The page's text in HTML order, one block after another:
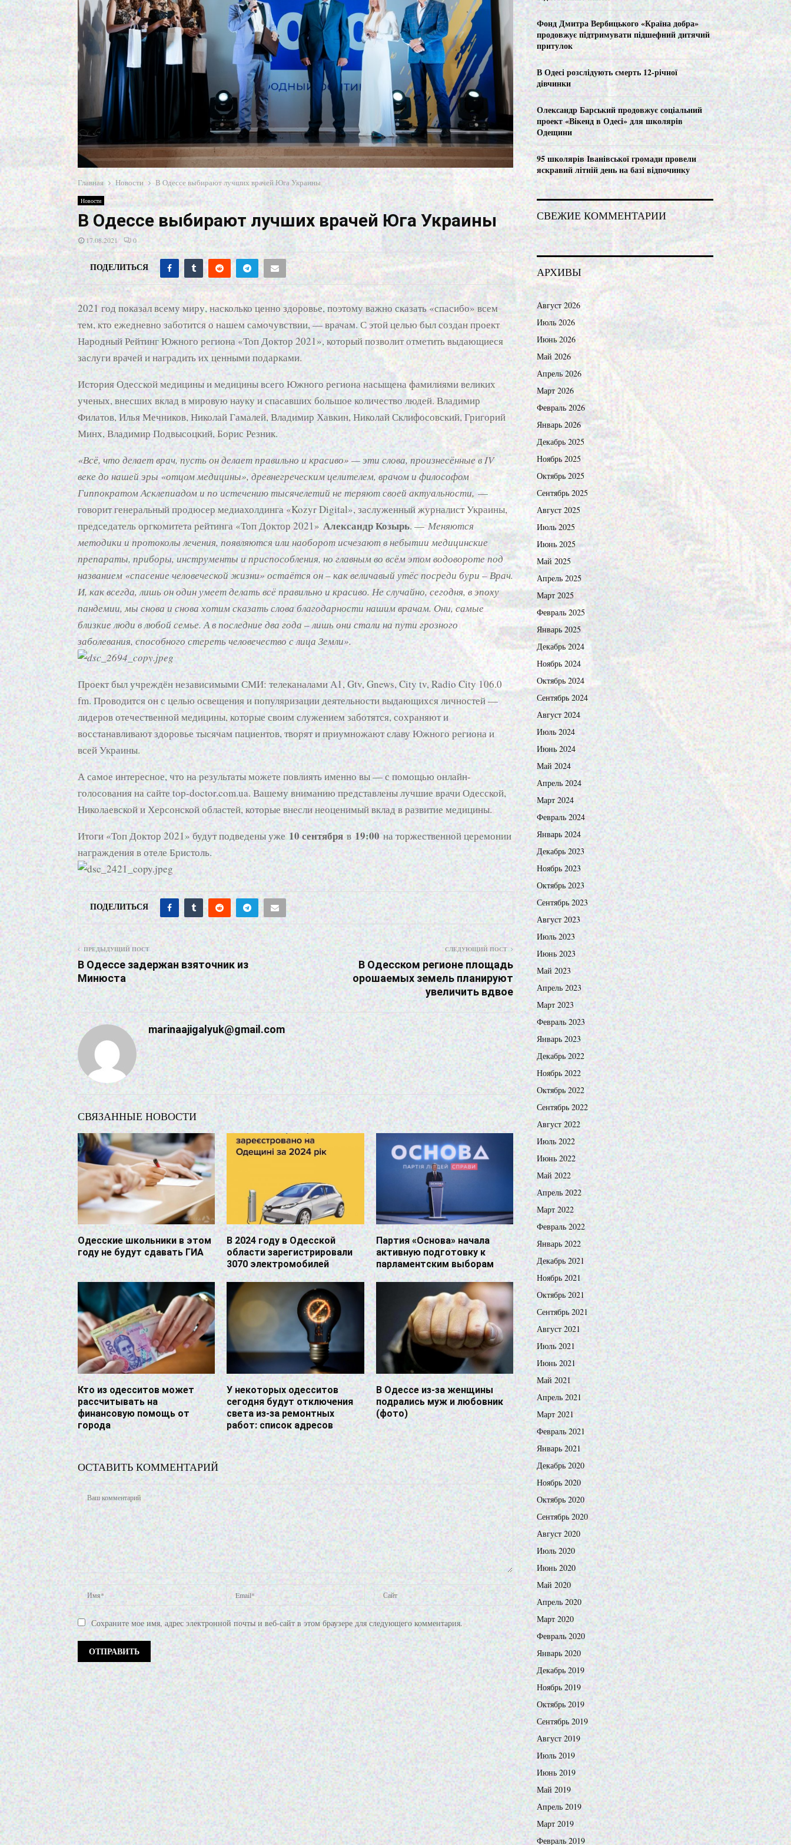
Главная Новости В Одессе выбирают лучших врачей Юга Украины
Новости
В Одессе выбирают лучших врачей Юга Украины
17.08.2021 0
ПОДЕЛИТЬСЯ
2021 год показал всему миру, насколько ценно здоровье, поэтому важно сказать «спасибо» всем
тем, кто ежедневно заботится о нашем самочувствии, — врачам. С этой целью был создан проект
Народный Рейтинг Южного региона «Топ Доктор 2021», который позволит отметить выдающиеся
заслуги врачей и наградить их ценными подарками.
История Одесской медицины и медицины всего Южного региона насыщена фамилиями великих
ученых, внесших вклад в мировую науку и спасавших большое количество людей. Владимир
Филатов, Илья Мечников, Николай Гамалей, Владимир Хавкин, Николай Склифосовский, Григорий
Минх, Владимир Подвысоцкий, Борис Резник.
«Всё, что делает врач, пусть он делает правильно и красиво» — эти слова, произнесённые в IV
веке до нашей эры «отцом медицины», древнегреческим целителем, врачом и философом
Гиппократом Асклепиадом и по истечению тысячелетий не теряют своей актуальности,—
говорит генеральный продюсер медиахолдинга «Kozyr Digital», заслуженный журналист Украины,
председатель оргкомитета рейтинга «Топ Доктор 2021»Александр Козырь. —Меняются
методики и протоколы лечения, появляются или наоборот исчезают в небытии медицинские
препараты, приборы, инструменты и приспособления, но главным во всём этом водовороте под
названием «спасение человеческой жизни» остаётся он – как величавый утёс посреди бури – Врач.
И, как всегда, лишь он один умеет делать всё правильно и красиво. Не случайно, сегодня, в эпоху
пандемии, мы снова и снова хотим сказать слова благодарности нашим врачам. Они, самые
близкие люди в любой семье. А в последние два года – лишь они стали на пути грозного
заболевания, способного стереть человечество с лица Земли».
Проект был учреждён независимыми СМИ: телеканалами А1, Gtv, Gnews, City tv, Radio City 106.0
fm. Проводится он с целью освещения и популяризации деятельности выдающихся личностей —
лидеров отечественной медицины, которые своим служением заботятся, сохраняют и
восстанавливают здоровье тысячам пациентов, творят и приумножают славу Южного региона и
всей Украины.
А самое интересное, что на результаты можете повлиять именно вы — с помощью онлайн-
голосования на сайте top-doctor.com.ua. Вашему вниманию представлены лучшие врачи Одесской,
Николаевской и Херсонской областей, которые внесли неоценимый вклад в развитие медицины.
Итоги «Топ Доктор 2021» будут подведены уже10 сентябряв19:00на торжественной церемонии
награждения в отеле Бристоль.
ПОДЕЛИТЬСЯ
ПРЕДЫДУЩИЙ ПОСТ
В Одессе задержан взяточник из
Минюста
СЛЕДУЮЩИЙ ПОСТ
В Одесском регионе площадь
орошаемых земель планируют
увеличить вдвое
marinaajigalyuk@gmail.com
СВЯЗАННЫЕ НОВОСТИ
Одесские школьники в этом
году не будут сдавать ГИА
В 2024 году в Одесской
области зарегистрировали
3070 электромобилей
Партия «Основа» начала
активную подготовку к
парламентским выборам
Кто из одесситов может
рассчитывать на
финансовую помощь от
города
У некоторых одесситов
сегодня будут отключения
света из-за ремонтных
работ: список адресов
В Одессе из-за женщины
подрались муж и любовник
(фото)
ОСТАВИТЬ КОММЕНТАРИЙ
Сохраните мое имя, адрес электронной почты и веб-сайт в этом браузере для следующего комментария.
C
H
Фонд Дмитра Вербицького «Країна добра»
продовжує підтримувати підшефний дитячий
притулок
В Одесі розслідують смерть 12-річної
дівчинки
Олександр Барський продовжує соціальний
проект «Вікенд в Одесі» для школярів
Одещини
95 школярів Іванівської громади провели
яскравий літній день на базі відпочинку
СВЕЖИЕ КОММЕНТАРИИ
АРХИВЫ
Август 2026
Июль 2026
Июнь 2026
Май 2026
Апрель 2026
Март 2026
Февраль 2026
Январь 2026
Декабрь 2025
Ноябрь 2025
Октябрь 2025
Сентябрь 2025
Август 2025
Июль 2025
Июнь 2025
Май 2025
Апрель 2025
Март 2025
Февраль 2025
Январь 2025
Декабрь 2024
Ноябрь 2024
Октябрь 2024
Сентябрь 2024
Август 2024
Июль 2024
Июнь 2024
Май 2024
Апрель 2024
Март 2024
Февраль 2024
Январь 2024
Декабрь 2023
Ноябрь 2023
Октябрь 2023
Сентябрь 2023
Август 2023
Июль 2023
Июнь 2023
Май 2023
Апрель 2023
Март 2023
Февраль 2023
Январь 2023
Декабрь 2022
Ноябрь 2022
Октябрь 2022
Сентябрь 2022
Август 2022
Июль 2022
Июнь 2022
Май 2022
Апрель 2022
Март 2022
Февраль 2022
Январь 2022
Декабрь 2021
Ноябрь 2021
Октябрь 2021
Сентябрь 2021
Август 2021
Июль 2021
Июнь 2021
Май 2021
Апрель 2021
Март 2021
Февраль 2021
Январь 2021
Декабрь 2020
Ноябрь 2020
Октябрь 2020
Сентябрь 2020
Август 2020
Июль 2020
Июнь 2020
Май 2020
Апрель 2020
Март 2020
Февраль 2020
Январь 2020
Декабрь 2019
Ноябрь 2019
Октябрь 2019
Сентябрь 2019
Август 2019
Июль 2019
Июнь 2019
Май 2019
Апрель 2019
Март 2019
Февраль 2019